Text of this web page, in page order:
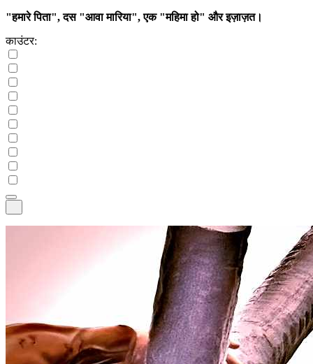
"हमारे पिता", दस "आवा मारिया", एक "महिमा हो" और इज़ाज़त।
काउंटर: